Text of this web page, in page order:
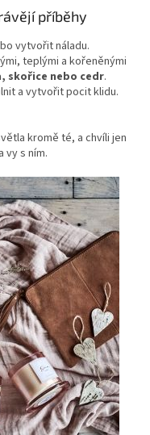
příběhy
vytvořit náladu.
teplými a kořeněnými
skořice nebo cedr.
a vytvořit pocit klidu.
kromě té, a chvíli jen
vy s ním.